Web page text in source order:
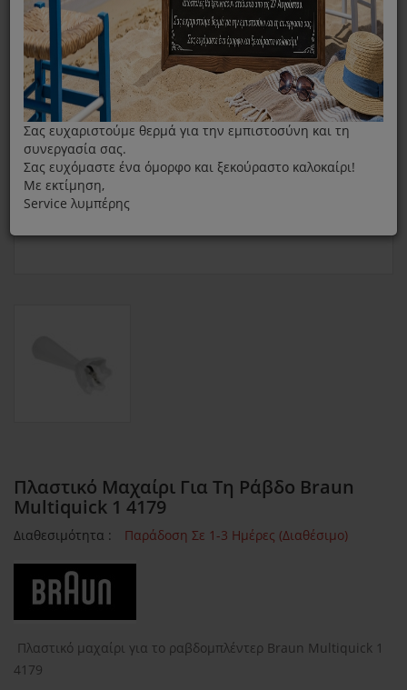
Πλαστικό Μαχαίρι Για Τη Ράβδο Braun
Multiquick 1 4179
Διαθεσιμότητα : Παράδοση Σε 1-3 Ημέρες (Διαθέσιμο)
Πλαστικό μαχαίρι για το ραβδομπλέντερ Braun Multiquick 1
4179
Σας ευχαριστούμε θερμά για την εμπιστοσύνη και τη
συνεργασία σας.
Σας ευχόμαστε ένα όμορφο και ξεκούραστο καλοκαίρι!
Με εκτίμηση,
Service λυμπέρης